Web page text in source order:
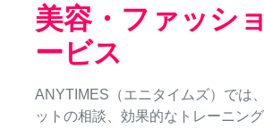
美容・ファッシ
ービス
ANYTIMES（エニタイムズ）では
ットの相談、効果的なトレーニン